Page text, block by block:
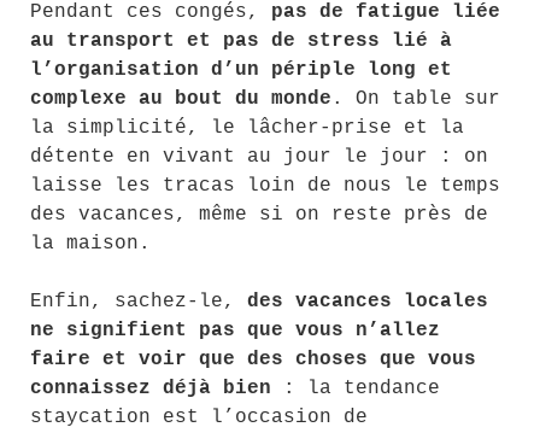
Pendant ces congés, pas de fatigue liée
au transport et pas de stress lié à
l’organisation d’un périple long et
complexe au bout du monde . On table sur
la simplicité, le lâcher-prise et la
détente en vivant au jour le jour : on
laisse les tracas loin de nous le temps
des vacances, même si on reste près de
la maison.
Enfin, sachez-le, des vacances locales
ne signifient pas que vous n’allez
faire et voir que des choses que vous
connaissez déjà bien : la tendance
staycation est l’occasion de